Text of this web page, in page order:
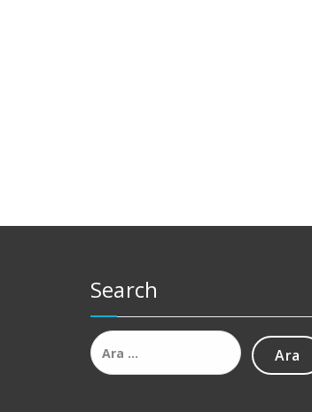
Search
Arama: